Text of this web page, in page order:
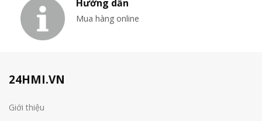
Hướng dẫn
Mua hàng online
24HMI.VN
Giới thiệu